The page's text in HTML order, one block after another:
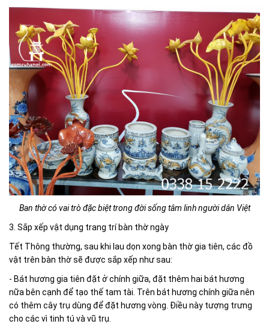
Ban thờ có vai trò đặc biệt trong đời sống tâm linh người dân Việt
3. Sắp xếp vật dụng trang trí bàn thờ ngày
Tết Thông thường, sau khi lau dọn xong bàn thờ gia tiên, các đồ
vật trên bàn thờ sẽ được sắp xếp như sau:
- Bát hương gia tiên đặt ở chính giữa, đặt thêm hai bát hương
nữa bên cạnh để tạo thế tam tài. Trên bát hương chính giữa nên
có thêm cây trụ dùng để đặt hương vòng. Điều này tượng trưng
cho các vì tinh tú và vũ trụ.